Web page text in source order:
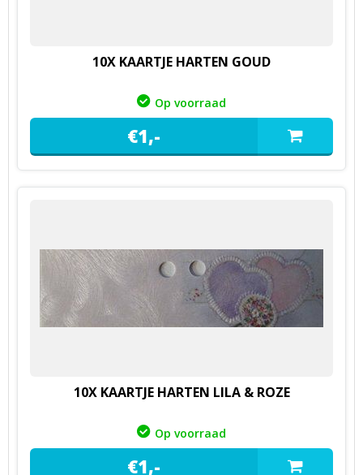
10X KAARTJE HARTEN GOUD
Op voorraad
€1,-
10X KAARTJE HARTEN LILA & ROZE
Op voorraad
€1,-